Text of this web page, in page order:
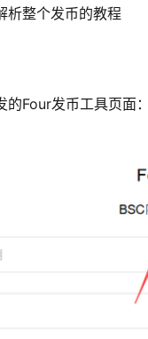
析整个发币的教程
Four发币工具页面：